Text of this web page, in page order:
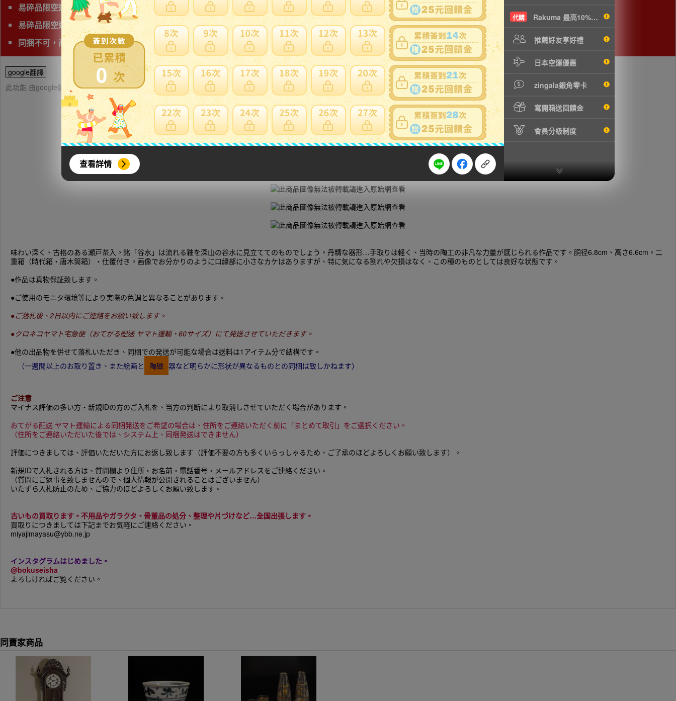
0
查看詳情
代購 Rakuma 最高10%現折
推薦好友享好禮
日本空運優惠
zingala銀角零卡
寫開箱送回饋金
會員分級制度
易碎品限空運，非易碎品可使用海運。
易碎品限空運，非易碎品可使用海運。
同捆不可，商品會有獨立的日本運費
google翻譯
此功能 由google翻譯提供參考，樂淘不保證翻譯內容之正確性，詳細問題說明請使用商品問與答
味わい深く、古格のある瀬戸茶入。銘「谷水」は流れる釉を深山の谷水に見立ててのものでしょう。丹精な器形…手取りは軽く、当時の陶工の非凡な力量が感じられる作品です。胴径6.8cm、高さ6.6cm。二
重箱（時代箱・唐木筒箱）・仕覆付き。画像でお分かりのように口縁部に小さなカケはありますが、特に気になる割れや欠損はなく、この種のものとしては良好な状態です。
●作品は真物保証致します。
●ご使用のモニタ環境等により実際の色調と異なることがあります。
●ご落札後、2日以内にご連絡をお願い致します。
●クロネコヤマト宅急便（おてがる配送 ヤマト運輸・60サイズ）にて発送させていただきます。
●他の出品物を併せて落札いただき、同梱での発送が可能な場合は送料は1アイテム分で結構です。
（一週間以上のお取り置き、また絵画と
陶磁 器など明らかに形状が異なるものとの同梱は致しかねます）
ご注意
マイナス評価の多い方・新規IDの方のご入札を、当方の判断により取消しさせていただく場合があります。
おてがる配送 ヤマト運輸による同梱発送をご希望の場合は、住所をご連絡いただく前に「まとめて取引」をご選択ください。
（住所をご連絡いただいた後では、システム上、同梱発送はできません）
評価につきましては、評価いただいた方にお返し致します（評価不要の方も多くいらっしゃるため、ご了承のほどよろしくお願い致します）。
新規IDで入札される方は、質問欄より住所・お名前・電話番号・メールアドレスをご連絡ください。
（質問にご返事を致しませんので、個人情報が公開されることはございません）
いたずら入札防止のため、ご協力のほどよろしくお願い致します。
古いもの買取ります。不用品やガラクタ、骨董品の処分、整理や片づけなど…全国出張します。
買取りにつきましては下記までお気軽にご連絡ください。
miyajimayasu@ybb.ne.jp
インスタグラムはじめました。
@bokuseisha
よろしければご覧ください。
同賣家商品